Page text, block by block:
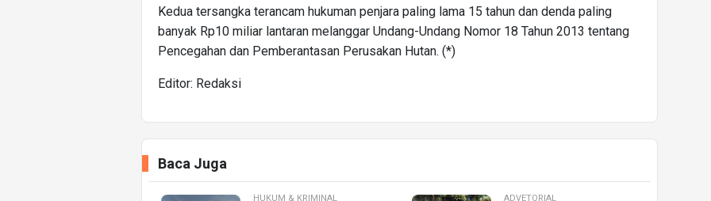
Kedua tersangka terancam hukuman penjara paling lama 15 tahun dan denda paling
banyak Rp10 miliar lantaran melanggar Undang-Undang Nomor 18 Tahun 2013 tentang
Pencegahan dan Pemberantasan Perusakan Hutan. (*)
Editor: Redaksi
Baca Juga
HUKUM & KRIMINAL ADVETORIAL